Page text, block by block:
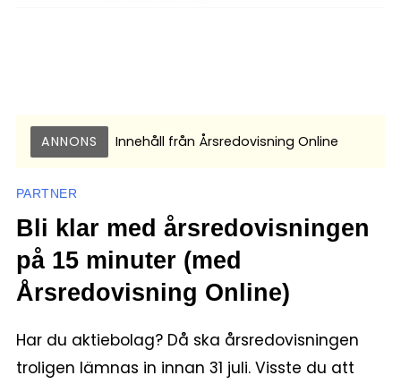
ANNONS Innehåll från Årsredovisning Online
PARTNER
Bli klar med årsredovisningen
på 15 minuter (med
Årsredovisning Online)
Har du aktiebolag? Då ska årsredovisningen
troligen lämnas in innan 31 juli. Visste du att